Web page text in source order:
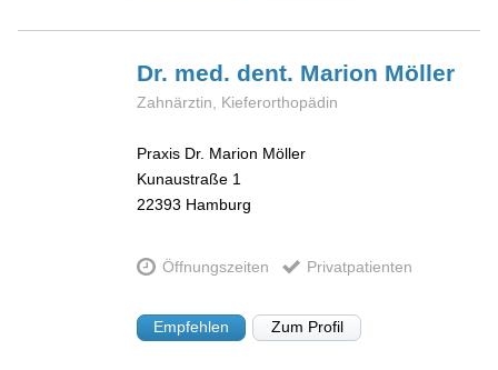
Dr. med. dent. Marion Möller
Zahnärztin, Kieferorthopädin
Praxis Dr. Marion Möller
Kunaustraße 1
22393 Hamburg
Öffnungszeiten Privatpatienten
Empfehlen Zum Profil